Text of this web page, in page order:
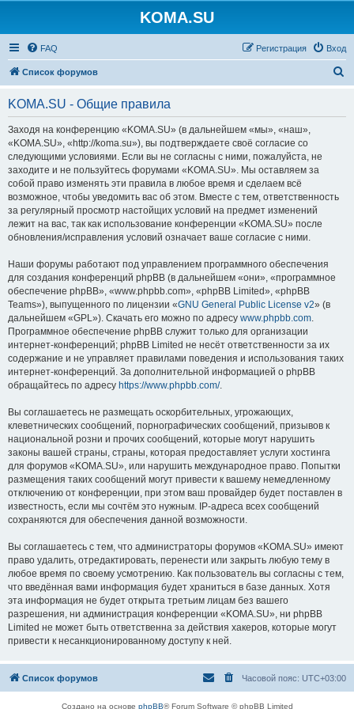
KOMA.SU
FAQ Вход
Регистрация
Список форумов
KOMA.SU - Общие правила
Заходя на конференцию «KOMA.SU» (в дальнейшем «мы», «наш»,
«KOMA.SU», «http://koma.su»), вы подтверждаете своё согласие со
следующими условиями. Если вы не согласны с ними, пожалуйста, не
заходите и не пользуйтесь форумами «KOMA.SU». Мы оставляем за
собой право изменять эти правила в любое время и сделаем всё
возможное, чтобы уведомить вас об этом. Вместе с тем, ответственность
за регулярный просмотр настойщих условий на предмет изменений
лежит на вас, так как использование конференции «KOMA.SU» после
обновления/исправления условий означает ваше согласие с ними.
Наши форумы работают под управлением программного обеспечения
для создания конференций phpBB (в дальнейшем «они», «программное
обеспечение phpBB», «www.phpbb.com», «phpBB Limited», «phpBB
Teams»), выпущенного по лицензии «GNU General Public License v2» (в
дальнейшем «GPL»). Скачать его можно по адресу www.phpbb.com.
Программное обеспечение phpBB служит только для организации
интернет-конференций; phpBB Limited не несёт ответственности за их
содержание и не управляет правилами поведения и использования таких
интернет-конференций. За дополнительной информацией о phpBB
обращайтесь по адресу https://www.phpbb.com/.
Вы соглашаетесь не размещать оскорбительных, угрожающих,
клеветнических сообщений, порнографических сообщений, призывов к
национальной розни и прочих сообщений, которые могут нарушить
законы вашей страны, страны, которая предоставляет услуги хостинга
для форумов «KOMA.SU», или нарушить международное право. Попытки
размещения таких сообщений могут привести к вашему немедленному
отключению от конференции, при этом ваш провайдер будет поставлен в
известность, если мы сочтём это нужным. IP-адреса всех сообщений
сохраняются для обеспечения данной возможности.
Вы соглашаетесь с тем, что администраторы форумов «KOMA.SU» имеют
право удалить, отредактировать, перенести или закрыть любую тему в
любое время по своему усмотрению. Как пользователь вы согласны с тем,
что введённая вами информация будет храниться в базе данных. Хотя
эта информация не будет открыта третьим лицам без вашего
разрешения, ни администрация конференции «KOMA.SU», ни phpBB
Limited не может быть ответственна за действия хакеров, которые могут
привести к несанкционированному доступу к ней.
Список форумов Часовой пояс: UTC+03:00
Создано на основе phpBB® Forum Software © phpBB Limited